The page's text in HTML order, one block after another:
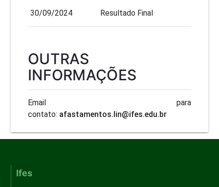
30/09/2024 Resultado Final
OUTRAS
INFORMAÇÕES
Email para
contato: afastamentos.lin@ifes.edu.br
Ifes